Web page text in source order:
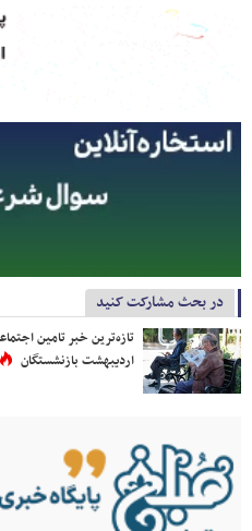
در بحث مشارکت کنید
تازه‌ترین خبر تامین
اردیبهشت بازنشستگان